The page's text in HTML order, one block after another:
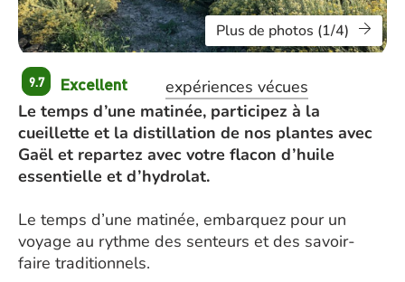
Plus de photos (1/4)
9.7 Excellent
expériences vécues
Le temps d’une matinée, participez à la
cueillette et la distillation de nos plantes avec
Gaël et repartez avec votre flacon d’huile
essentielle et d’hydrolat.
Le temps d’une matinée, embarquez pour un
voyage au rythme des senteurs et des savoir-
faire traditionnels.